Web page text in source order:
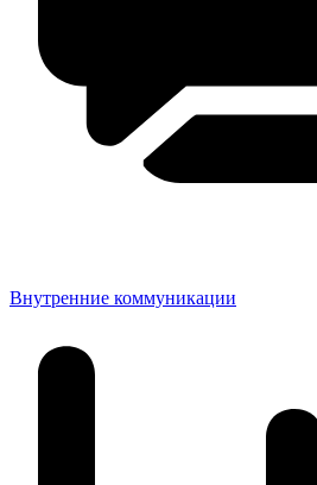
Внутренние коммуникации